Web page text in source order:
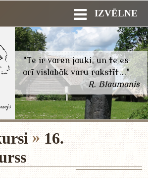
IZVĒLNE
"Te ir varen jauki, un te es
arī vislabāk varu rakstīt..."
R. Blaumanis
16.